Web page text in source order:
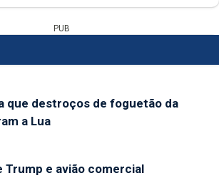
PUB
que destroços de foguetão da
a Lua
Trump e avião comercial